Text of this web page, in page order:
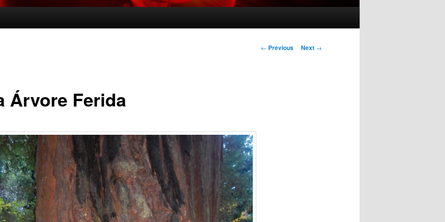
Post navigation
← Previous Next →
Árvore Ferida